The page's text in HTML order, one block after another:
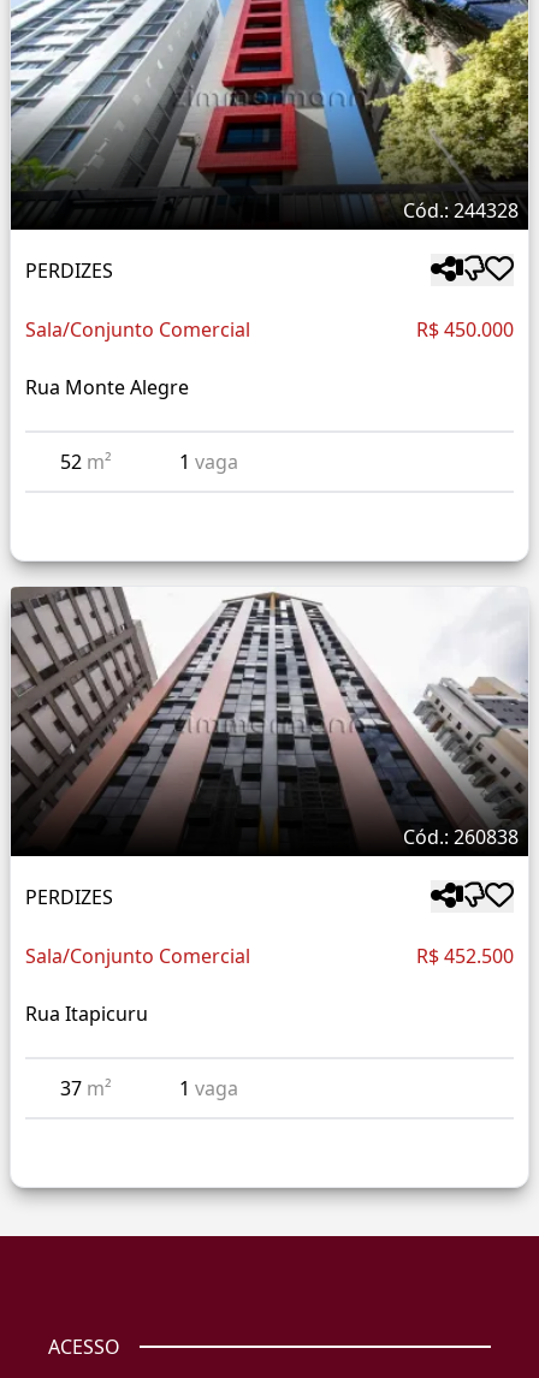
Cód.: 244328
PERDIZES
Sala/Conjunto Comercial R$ 450.000
Rua Monte Alegre
52 m² 1 vaga
Cód.: 260838
PERDIZES
Sala/Conjunto Comercial R$ 452.500
Rua Itapicuru
37 m² 1 vaga
ACESSO